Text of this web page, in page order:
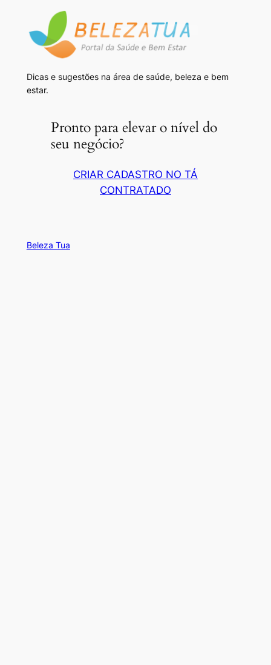
Dicas e sugestões na área de saúde, beleza e bem
estar.
Pronto para elevar o nível do
seu negócio?
CRIAR CADASTRO NO TÁ
CONTRATADO
Beleza Tua